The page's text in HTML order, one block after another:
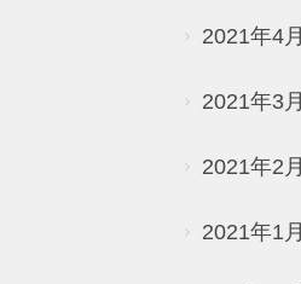
2021年4月
2021年3月
2021年2月
2021年1月